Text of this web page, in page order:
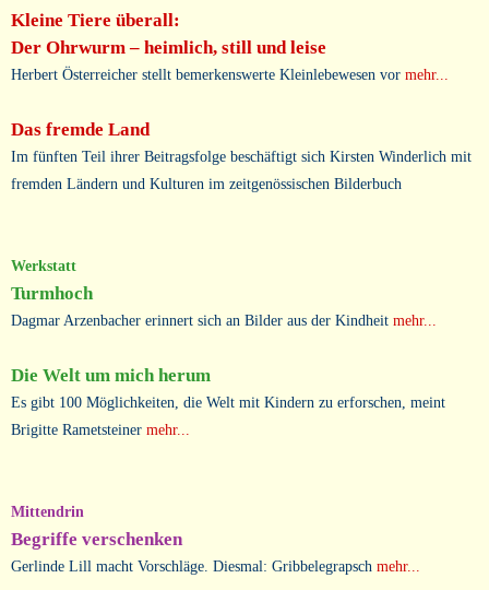
Kleine Tiere überall:
Der Ohrwurm – heimlich, still und leise
Herbert Österreicher stellt bemerkenswerte Kleinlebewesen vor mehr...
Das fremde Land
Im fünften Teil ihrer Beitragsfolge beschäftigt sich Kirsten Winderlich mit
fremden Ländern und Kulturen im zeitgenössischen Bilderbuch
Werkstatt
Turmhoch
Dagmar Arzenbacher erinnert sich an Bilder aus der Kindheit mehr...
Die Welt um mich herum
Es gibt 100 Möglichkeiten, die Welt mit Kindern zu erforschen, meint
Brigitte Rametsteiner mehr...
Mittendrin
Begriffe verschenken
Gerlinde Lill macht Vorschläge. Diesmal: Gribbelegrapsch mehr...